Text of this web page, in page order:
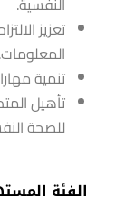
تعزيز
المعلومات.
تنمية
تأهيل
للصحة
الفئة